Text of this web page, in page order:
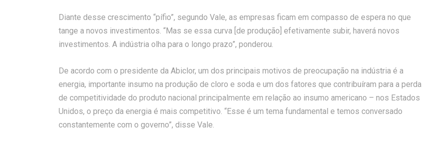
Diante desse crescimento “pífio”, segundo Vale, as empresas ficam em compasso de espera no que
tange a novos investimentos. “Mas se essa curva [de produção] efetivamente subir, haverá novos
investimentos. A indústria olha para o longo prazo”, ponderou.
De acordo com o presidente da Abiclor, um dos principais motivos de preocupação na indústria é a
energia, importante insumo na produção de cloro e soda e um dos fatores que contribuíram para a perda
de competitividade do produto nacional principalmente em relação ao insumo americano – nos Estados
Unidos, o preço da energia é mais competitivo. “Esse é um tema fundamental e temos conversado
constantemente com o governo”, disse Vale.